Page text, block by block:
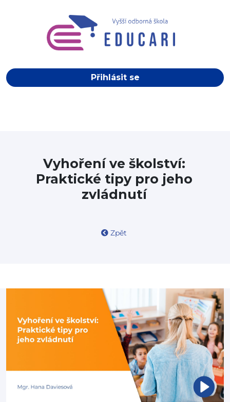
Přihlásit se
Vyhoření ve školství:
Praktické tipy pro jeho
zvládnutí
Zpět